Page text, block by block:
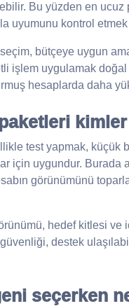
Bu yüzden en
uyumunu kontrol
bütçeye uygun
işlem uygulamak
hesaplarda daha
test yapmak, küçük
için uygundur.
görünümünü
hedef kitlesi
destek
seçerken